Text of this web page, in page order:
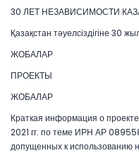
30 ЛЕТ НЕЗАВИСИМОСТИ
Қазақстан тәуелсіздігіне 30
ЖОБАЛАР
ПРОЕКТЫ
ЖОБАЛАР
Краткая информация о
2021 гг. по теме ИРН АР
допущенных к использованию